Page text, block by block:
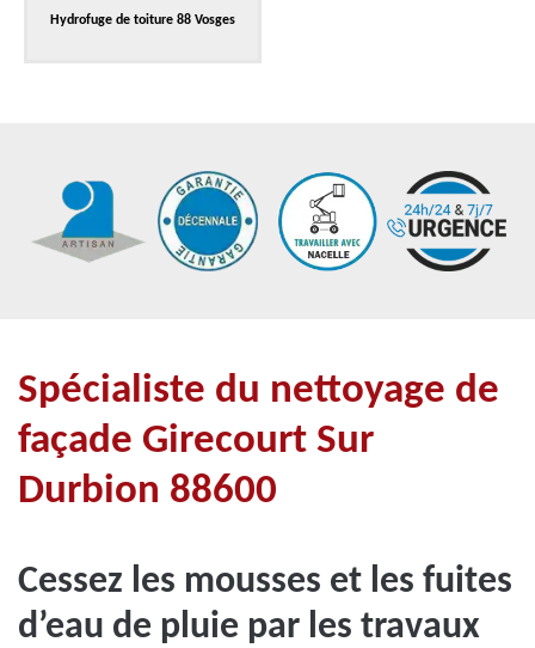
Hydrofuge de toiture 88 Vosges
Spécialiste du nettoyage de
façade Girecourt Sur
Durbion 88600
Cessez les mousses et les fuites
d’eau de pluie par les travaux